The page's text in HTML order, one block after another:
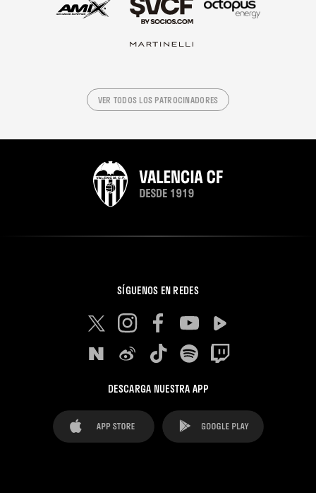
VER TODOS LOS PATROCINADORES
SÍGUENOS EN REDES
DESCARGA NUESTRA APP